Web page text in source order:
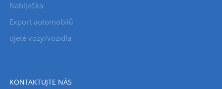
Nabíječka
Export automobilů
ojeté vozy/vozidla
KONTAKTUJTE NÁS